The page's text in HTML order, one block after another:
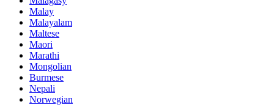
Malay
Malayalam
Maltese
Maori
Marathi
Mongolian
Burmese
Nepali
Norwegian